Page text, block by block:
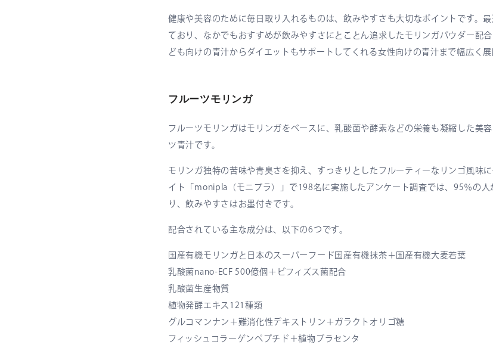
健康や美容のために毎日取り入れるものは、飲みやすさも大切なポイントです。
ており、なかでもおすすめが飲みやすさにとことん追求したモリンガパウダー配
ども向けの青汁からダイエットもサポートしてくれる女性向けの青汁まで幅広く展
フルーツモリンガ
フルーツモリンガはモリンガをベースに、乳酸菌や酵素などの栄養も凝縮した美
ツ青汁です。
モリンガ独特の苦味や青臭さを抑え、すっきりとしたフルーティーなリンゴ風味
イト「monipla（モニプラ）」で198名に実施したアンケート調査では、95％の
り、飲みやすさはお墨付きです。
配合されている主な成分は、以下の6つです。
国産有機モリンガと日本のスーパーフード国産有機抹茶＋国産有機大麦若葉
乳酸菌nano-ECF 500億個＋ビフィズス菌配合
乳酸菌生産物質
植物発酵エキス121種類
グルコマンナン＋難消化性デキストリン＋ガラクトオリゴ糖
フィッシュコラーゲンペプチド＋植物プラセンタ